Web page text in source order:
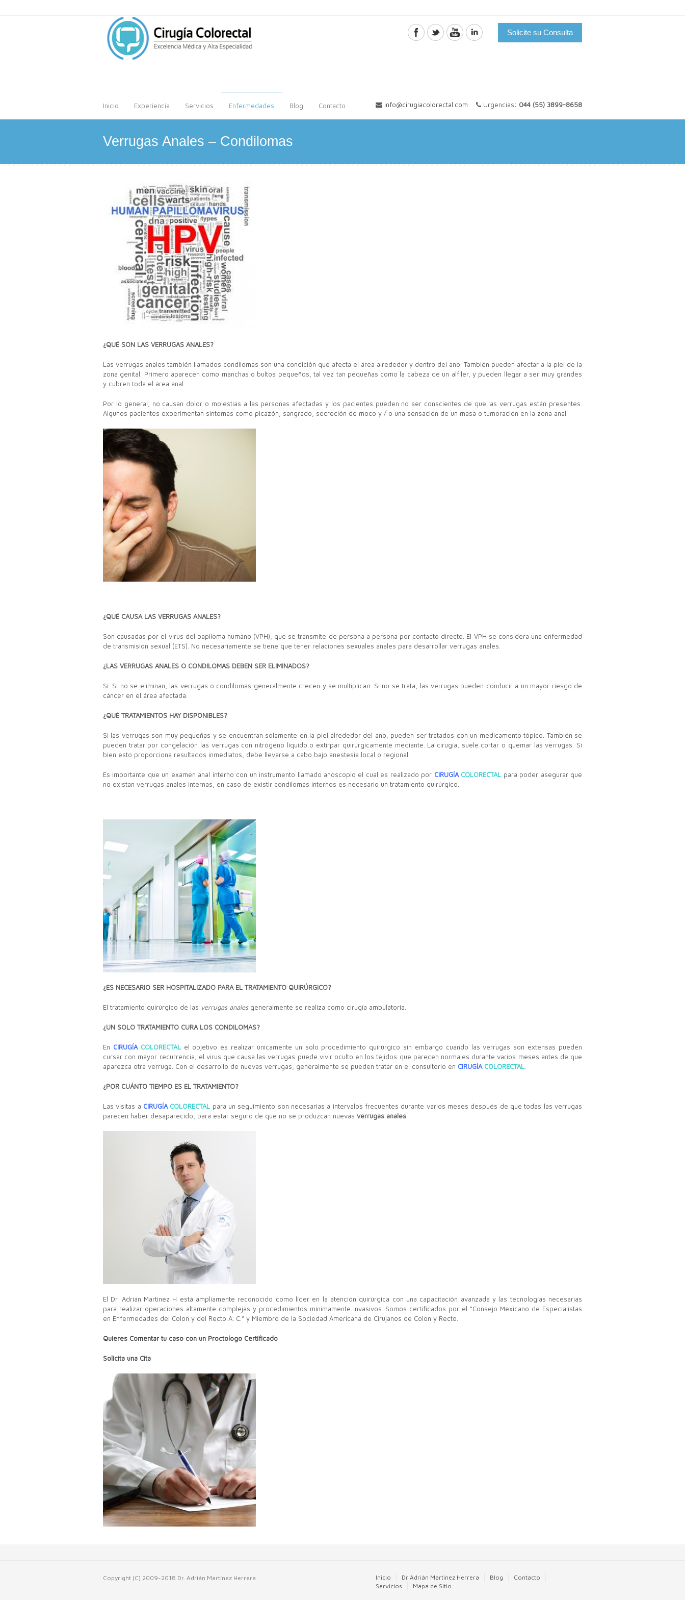
Solicite su Consulta
Inicio Experiencia Servicios Enfermedades Blog Contacto info@cirugiacolorectal.com Urgencias: 044 (55) 3899-8658
Verrugas Anales – Condilomas
¿QUÉ SON LAS VERRUGAS ANALES?
Las verrugas anales también llamados condilomas son una condición que afecta el área alrededor y dentro del ano. También pueden afectar a la piel de la
zona genital. Primero aparecen como manchas o bultos pequeños, tal vez tan pequeñas como la cabeza de un alfiler, y pueden llegar a ser muy grandes
y cubren toda el área anal.
Por lo general, no causan dolor o molestias a las personas afectadas y los pacientes pueden no ser conscientes de que las verrugas están presentes.
Algunos pacientes experimentan síntomas como picazón, sangrado, secreción de moco y / o una sensación de un masa o tumoración en la zona anal.
¿QUÉ CAUSA LAS VERRUGAS ANALES?
Son causadas por el virus del papiloma humano (VPH), que se transmite de persona a persona por contacto directo. El VPH se considera una enfermedad
de transmisión sexual (ETS). No necesariamente se tiene que tener relaciones sexuales anales para desarrollar verrugas anales.
¿LAS VERRUGAS ANALES O CONDILOMAS DEBEN SER ELIMINADOS?
Sí. Si no se eliminan, las verrugas o condilomas generalmente crecen y se multiplican. Si no se trata, las verrugas pueden conducir a un mayor riesgo de
cáncer en el área afectada.
¿QUÉ TRATAMIENTOS HAY DISPONIBLES?
Si las verrugas son muy pequeñas y se encuentran solamente en la piel alrededor del ano, pueden ser tratados con un medicamento tópico. También se
pueden tratar por congelación las verrugas con nitrógeno líquido o extirpar quirúrgicamente mediante. La cirugía, suele cortar o quemar las verrugas. Si
bien esto proporciona resultados inmediatos, debe llevarse a cabo bajo anestesia local o regional.
Es importante que un examen anal interno con un instrumento llamado anoscopio el cual es realizado por CIRUGÍA COLORECTAL para poder asegurar que
no existan verrugas anales internas, en caso de existir condilomas internos es necesario un tratamiento quirúrgico.
¿ES NECESARIO SER HOSPITALIZADO PARA EL TRATAMIENTO QUIRÚRGICO?
El tratamiento quirúrgico de las verrugas analesgeneralmente se realiza como cirugía ambulatoria.
¿UN SOLO TRATAMIENTO CURA LOS CONDILOMAS?
En CIRUGÍA COLORECTALel objetivo es realizar únicamente un solo procedimiento quirúrgico sin embargo cuando las verrugas son extensas pueden
cursar con mayor recurrencia, el virus que causa las verrugas puede vivir oculto en los tejidos que parecen normales durante varios meses antes de que
aparezca otra verruga. Con el desarrollo de nuevas verrugas, generalmente se pueden tratar en el consultorio en CIRUGÍA COLORECTAL
¿POR CUÁNTO TIEMPO ES EL TRATAMIENTO?
Las visitas a CIRUGÍA COLORECTAL para un seguimiento son necesarias a intervalos frecuentes durante varios meses después de que todas las verrugas
parecen haber desaparecido, para estar seguro de que no se produzcan nuevas verrugas anales
El Dr. Adrian Martinez H está ampliamente reconocido como líder en la atención quirúrgica con una capacitación avanzada y las tecnologías necesarias
para realizar operaciones altamente complejas y procedimientos mínimamente invasivos. Somos certificados por el “Consejo Mexicano de Especialistas
en Enfermedades del Colon y del Recto A. C.” y Miembro de la Sociedad Americana de Cirujanos de Colon y Recto.
Quieres Comentar tu caso con un Proctologo Certificado
Solicita una Cita
Copyright (C) 2009-2018 Dr. Adrián Martínez Herrera Inicio Dr Adrián Martínez Herrera Blog
Contacto
Servicios
Mapa de Sitio